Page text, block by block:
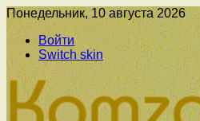
Понедельник, 10 августа 2026
Войти
Switch skin